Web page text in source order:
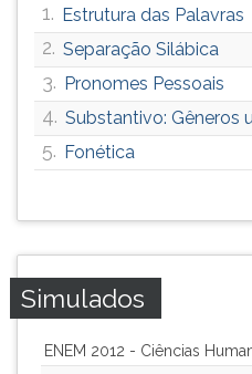
1. Estrutura das Palavras
2. Separação Silábica
3. Pronomes Pessoais
4. Substantivo: Gêneros
5. Fonética
Simulados
ENEM 2012 - Ciências